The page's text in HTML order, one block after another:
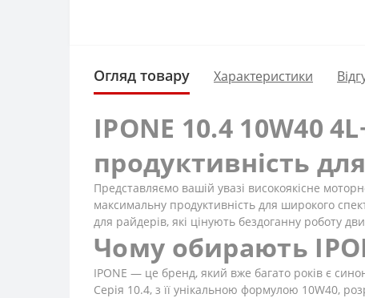
Огляд товару Характеристики
IPONE 10.4 10W40
продуктивність
Представляємо вашій увазі високоякісне
максимальну продуктивність для широкого
для райдерів, які цінують бездоганну роботу
Чому обирають
IPONE — це бренд, який вже багато років є
Серія 10.4, з її унікальною формулою 10W40,